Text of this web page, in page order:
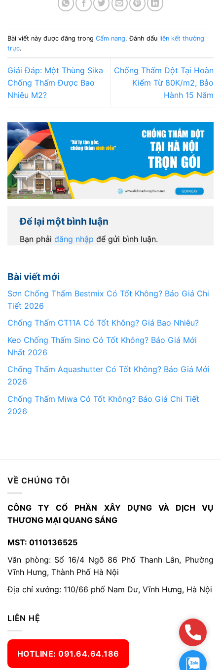
Bài viết này được đăng trong Cẩm nang. Đánh dấu liên kết thường
trực.
Giải Đáp: Một Thùng Sika
Chống Thấm Được Bao
Nhiêu M2?
Chống Thấm Dột Tại Hoàn
Kiếm Từ 80K/m2, Bảo
Hành 15 Năm
Để lại một bình luận
Bạn phải đăng nhập để gửi bình luận.
Bài viết mới
Sơn Chống Thấm Bestmix Có Tốt Không? Báo Giá Chi
Tiết 2026
Chống Thấm CT11A Có Tốt Không? Giá Bao Nhiêu?
Keo Chống Thấm Sino Có Tốt Không? Báo Giá Mới
Nhất 2026
Chống Thấm Aquashutter Có Tốt Không? Báo Giá Mới
2026
Chống Thấm Miwa Có Tốt Không? Báo Giá Chi Tiết
2026
VỀ CHÚNG TÔI
CÔNG TY CỔ PHẦN XÂY DỰNG VÀ DỊCH VỤ
THƯƠNG MẠI QUANG SÁNG
MST: 0110136525
Văn phòng: Số 16/4 Ngõ 86 Phố Thanh Lân, Phường
Vĩnh Hưng, Thành Phố Hà Nội
Địa chỉ xưởng: 110/66 phố Nam Dư, Vĩnh Hưng, Hà Nội
LIÊN HỆ
HOTLINE: 091.64.64.186